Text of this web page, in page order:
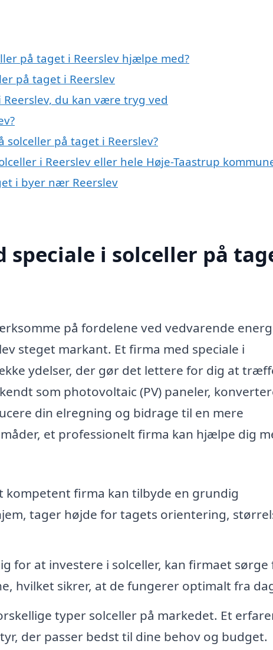
på taget i Reerslev hjælpe med?
på taget i Reerslev
du kan være tryg ved
på taget i Reerslev?
i Reerslev eller hele Høje-Taastrup
i byer nær Reerslev
speciale i solceller på
på fordelene ved vedvarende
steget markant. Et firma med speciale i
ydelser, der gør det lettere for dig at
som photovoltaic (PV) paneler,
din elregning og bidrage til en mere
et professionelt firma kan hjælpe dig
kompetent firma kan tilbyde en grundig
tager højde for tagets orientering,
for at investere i solceller, kan firmaet sørge
hvilket sikrer, at de fungerer optimalt fra
typer solceller på markedet. Et
der passer bedst til dine behov og budget.